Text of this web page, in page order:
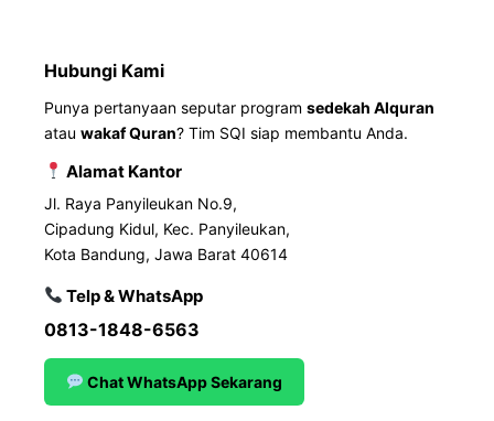
Hubungi Kami
Punya pertanyaan seputar program sedekah Alquran
atau wakaf Quran? Tim SQI siap membantu Anda.
Alamat Kantor
Jl. Raya Panyileukan No.9,
Cipadung Kidul, Kec. Panyileukan,
Kota Bandung, Jawa Barat 40614
Telp & WhatsApp
0813-1848-6563
Chat WhatsApp Sekarang